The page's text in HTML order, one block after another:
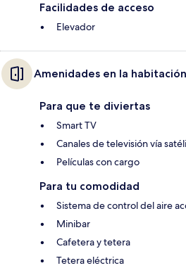
Facilidades de acceso
Elevador
Amenidades en la habitación
Para que te diviertas
Smart TV
Canales de televisión vía
Películas con cargo
Para tu comodidad
Sistema de control del aire
Minibar
Cafetera y tetera
Tetera eléctrica